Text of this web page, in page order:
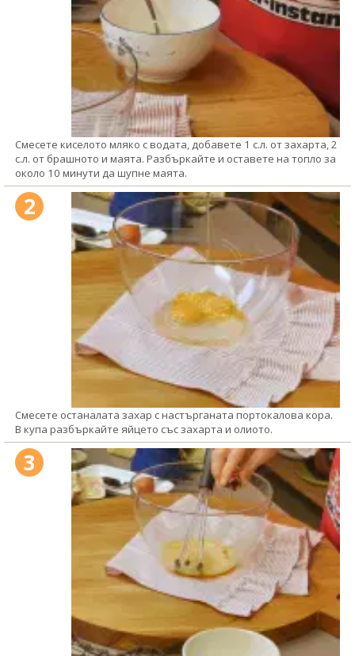
Смесете киселото мляко с водата, добавете 1 с.л. от захарта, 2
с.л. от брашното и маята. Разбъркайте и оставете на топло за
около 10 минути да шупне маята.
2
Смесете останалата захар с настърганата портокалова кора.
В купа разбъркайте яйцето със захарта и олиото.
3